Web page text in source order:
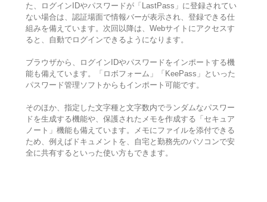
た、ログインIDやパスワードが「LastPass」に登録されてい
ない場合は、認証場面で情報バーが表示され、登録できる仕
組みを備えています。次回以降は、Webサイトにアクセスす
ると、自動でログインできるようになります。
ブラウザから、ログインIDやパスワードをインポートする機
能も備えています。「ロボフォーム」「KeePass」といった
パスワード管理ソフトからもインポート可能です。
そのほか、指定した文字種と文字数内でランダムなパスワー
ドを生成する機能や、保護されたメモを作成する「セキュア
ノート」機能も備えています。メモにファイルを添付できる
ため、例えばドキュメントを、自宅と勤務先のパソコンで安
全に共有するといった使い方もできます。